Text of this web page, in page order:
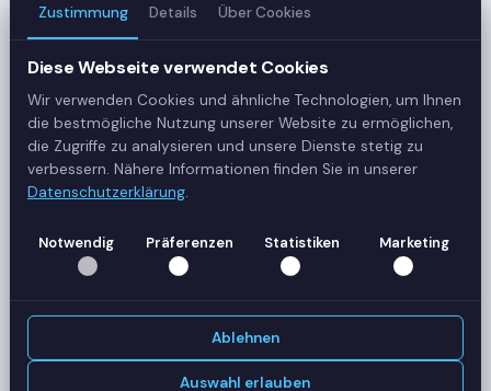
3
42
Sessions
SERVER-AUSLASTUNG
RDS-SRV01
18 Sessions
RAM
78%
Zustimmung Details Über Cookies
Diese Webseite verwendet Cookies
Wir verwenden Cookies und ähnliche Technologien, um Ihnen
die bestmögliche Nutzung unserer Website zu ermöglichen,
die Zugriffe zu analysieren und unsere Dienste stetig zu
verbessern. Nähere Informationen finden Sie in unserer
Datenschutzerklärung.
Notwendig Präferenzen Statistiken Marketing
Ablehnen
Auswahl erlauben